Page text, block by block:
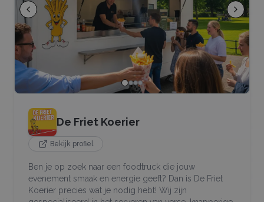
De Friet Koerier
Bekijk profiel
Ben je op zoek naar een foodtruck die jouw
evenement smaak en energie geeft? Dan is De Friet
Koerier precies wat je nodig hebt! Wij zijn